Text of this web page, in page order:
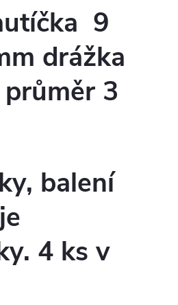
9
drážka
3
balení
4 ks v